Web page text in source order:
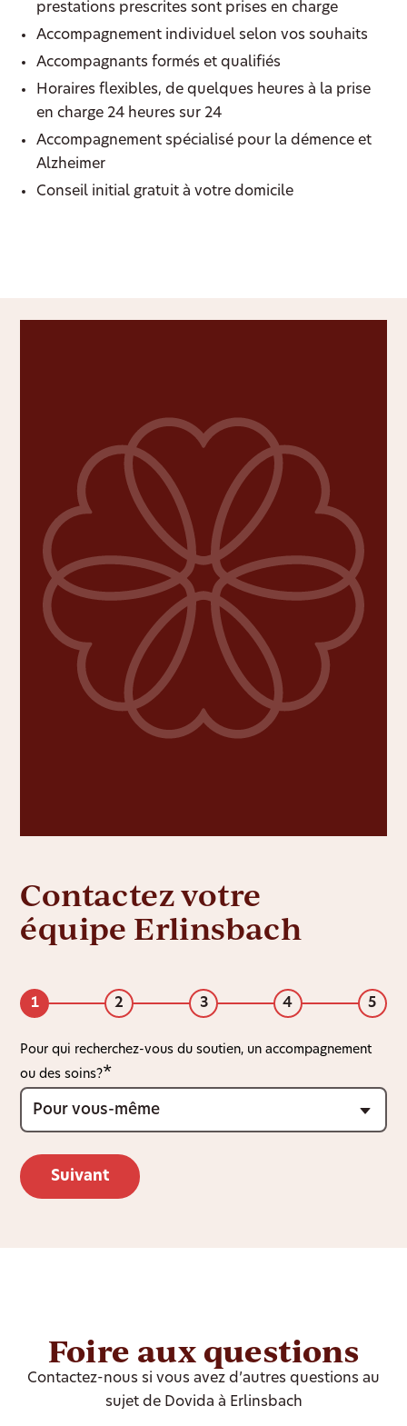
prestations prescrites sont prises en charge
Accompagnement individuel selon vos souhaits
Accompagnants formés et qualifiés
Horaires flexibles, de quelques heures à la prise
en charge 24 heures sur 24
Accompagnement spécialisé pour la démence et
Alzheimer
Conseil initial gratuit à votre domicile
Contactez votre
équipe Erlinsbach
1 2 3 4 5
Pour qui recherchez-vous du soutien, un accompagnement
ou des soins?
Foire aux questions
Contactez-nous si vous avez d’autres questions au
sujet de Dovida à Erlinsbach